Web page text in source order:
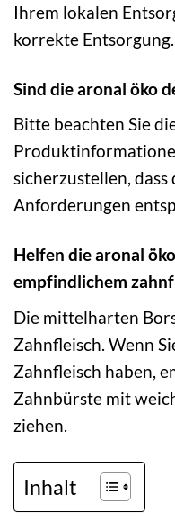
Ihrem lokalen
korrekte Entsorgung.
Sind die aronal öko
Bitte beachten Sie
sicherzustellen,
Anforderungen
Helfen die aronal
empfindlichem
Die mittelharten
Zahnfleisch. Wenn
Zahnfleisch haben,
Zahnbürste mit
ziehen.
Inhalt